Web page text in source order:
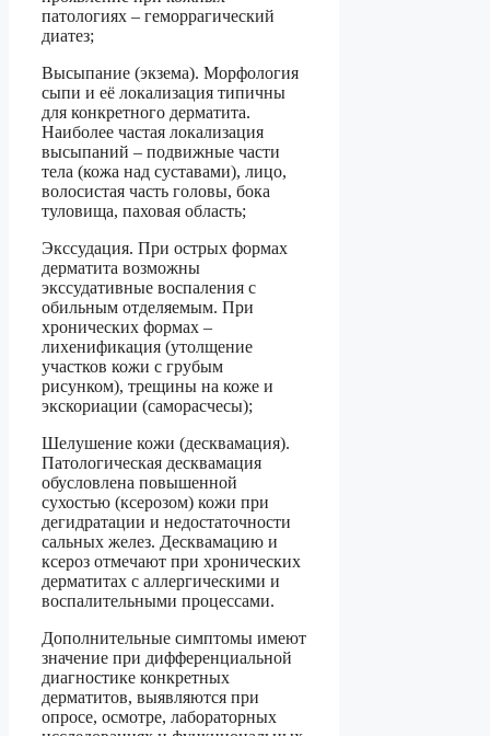
патологиях – геморрагический
диатез;
Высыпание (экзема). Морфология
сыпи и её локализация типичны
для конкретного дерматита.
Наиболее частая локализация
высыпаний – подвижные части
тела (кожа над суставами), лицо,
волосистая часть головы, бока
туловища, паховая область;
Экссудация. При острых формах
дерматита возможны
экссудативные воспаления с
обильным отделяемым. При
хронических формах –
лихенификация (утолщение
участков кожи с грубым
рисунком), трещины на коже и
экскориации (саморасчесы);
Шелушение кожи (десквамация).
Патологическая десквамация
обусловлена повышенной
сухостью (ксерозом) кожи при
дегидратации и недостаточности
сальных желез. Десквамацию и
ксероз отмечают при хронических
дерматитах с аллергическими и
воспалительными процессами.
Дополнительные симптомы имеют
значение при дифференциальной
диагностике конкретных
дерматитов, выявляются при
опросе, осмотре, лабораторных